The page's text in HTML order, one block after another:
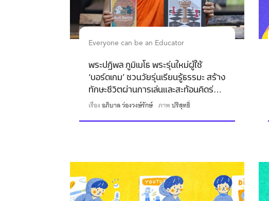
Everyone can be an Educator
พระปฏิพล ภูมิเมโธ พระรุ่นใหม่ผู้ใช้
‘บอร์ดเกม’ ชวนวัยรุ่นเรียนรู้ธรรมะ สร้าง
ทักษะชีวิตผ่านการเล่นและสะท้อนคิดร่วม
กัน
เรื่องอภิบาล ว่องวงษ์รักษ์ ภาพปริสุทธิ์